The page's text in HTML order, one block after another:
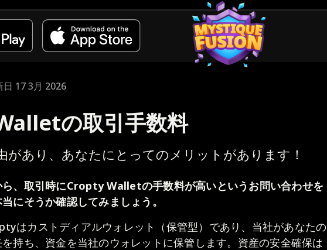
日 17 3月 2026
の取引手数料
があり、あなたにとってのメリットがあります！
ら、取引時にCropty Walletの手数料が高いというお問い合わせを
にそうか確認してみましょう。
はカストディアルウォレット（保管型）であり、当社があなたの
持ち、資金を当社のウォレットに保管します。資産の安全確保は